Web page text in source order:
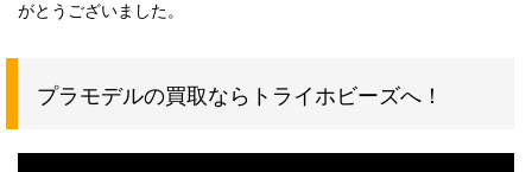
がとうございました。
プラモデルの買取ならトライホビーズへ！